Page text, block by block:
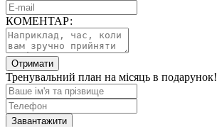
КОМЕНТАР:
Отримати
Тренувальний план на місяць в подарунок!
Завантажити